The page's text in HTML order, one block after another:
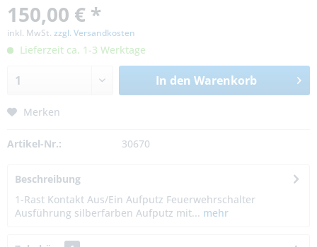
150,00 € *
inkl. MwSt. zzgl. Versandkosten
Lieferzeit ca. 1-3 Werktage
In den Warenkorb
Merken
Artikel-Nr.: 30670
Beschreibung
1-Rast Kontakt Aus/Ein Aufputz Feuerwehrschalter
Ausführung silberfarben Aufputz mit... mehr